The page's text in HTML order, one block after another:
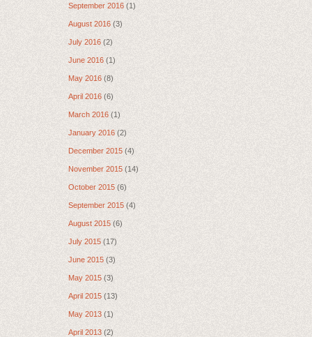
September 2016 (1)
August 2016 (3)
July 2016 (2)
June 2016 (1)
May 2016 (8)
April 2016 (6)
March 2016 (1)
January 2016 (2)
December 2015 (4)
November 2015 (14)
October 2015 (6)
September 2015 (4)
August 2015 (6)
July 2015 (17)
June 2015 (3)
May 2015 (3)
April 2015 (13)
May 2013 (1)
April 2013 (2)